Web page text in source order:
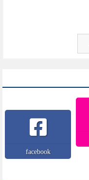
facebook